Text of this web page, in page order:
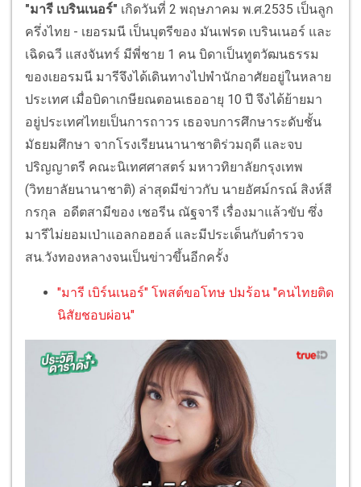
"มารี เบรินเนอร์" เกิดวันที่ 2 พฤษภาคม พ.ศ.2535 เป็นลูก
ครึ่งไทย - เยอรมนี เป็นบุตรีของ มันเฟรด เบรินเนอร์ และ
เฉิดฉวี แสงจันทร์ มีพี่ชาย 1 คน บิดาเป็นทูตวัฒนธรรม
ของเยอรมนี มารีจึงได้เดินทางไปพำนักอาศัยอยู่ในหลาย
ประเทศ เมื่อบิดาเกษียณตอนเธออายุ 10 ปี จึงได้ย้ายมา
อยู่ประเทศไทยเป็นการถาวร เธอจบการศึกษาระดับชั้น
มัธยมศึกษา จากโรงเรียนนานาชาติร่วมฤดี และจบ
ปริญญาตรี คณะนิเทศศาสตร์ มหาวทิยาลัยกรุงเทพ
(วิทยาลัยนานาชาติ) ล่าสุดมีข่าวกับ นายอัศม์กรณ์ สิงห์สี
กรกุล อดีตสามีของ เชอรีน ณัฐจารี เรื่องมาแล้วขับ ซึ่ง
มารีไม่ยอมเป่าแอลกอฮอล์ และมีประเด็นกับตำรวจ
สน.วังทองหลางจนเป็นข่าวขึ้นอีกครั้ง
"มารี เบิร์นเนอร์" โพสต์ขอโทษ ปมร้อน "คนไทยติด
นิสัยชอบผ่อน"